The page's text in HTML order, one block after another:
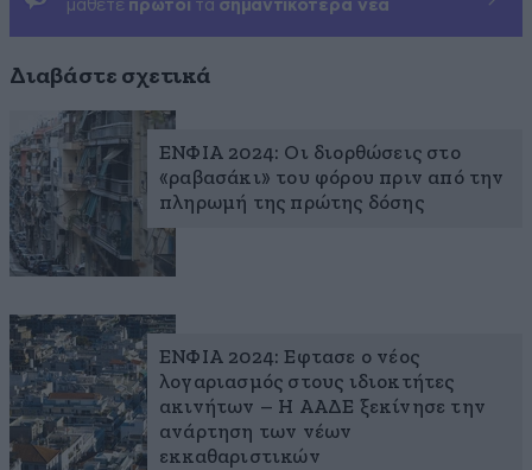
μάθετε πρώτοι τα σημαντικότερα νέα
Διαβάστε σχετικά
ΕΝΦΙΑ 2024: Οι διορθώσεις στο
«ραβασάκι» του φόρου πριν από την
πληρωμή της πρώτης δόσης
ΕΝΦΙΑ 2024: Εφτασε ο νέος
λογαριασμός στους ιδιοκτήτες
ακινήτων – Η ΑΑΔΕ ξεκίνησε την
ανάρτηση των νέων
εκκαθαριστικών